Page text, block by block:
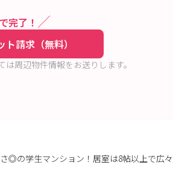
完了！
請求（無料）
周辺物件情報をお送りします。
◎の学生マンション！居室は8帖以上で広